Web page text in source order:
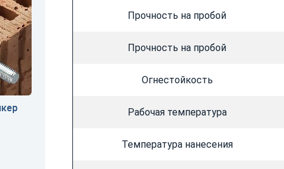
Прочность на пробой
Прочность на пробой
Огнестойкость
Рабочая температура
Температура нанесения